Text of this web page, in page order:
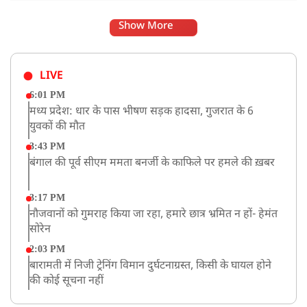
Show More
LIVE
6:01 PM
मध्य प्रदेश: धार के पास भीषण सड़क हादसा, गुजरात के 6
युवकों की मौत
3:43 PM
बंगाल की पूर्व सीएम ममता बनर्जी के काफिले पर हमले की ख़बर
3:17 PM
नौजवानों को गुमराह किया जा रहा, हमारे छात्र भ्रमित न हों- हेमंत
सोरेन
2:03 PM
बारामती में निजी ट्रेनिंग विमान दुर्घटनाग्रस्त, किसी के घायल होने
की कोई सूचना नहीं